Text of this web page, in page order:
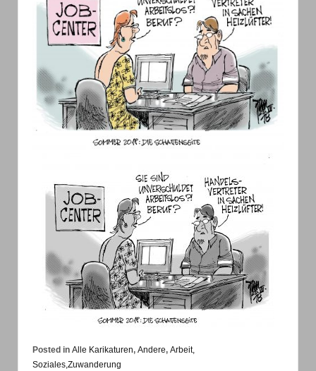
Posted in Alle Karikaturen, Andere, Arbeit,
Soziales,Zuwanderung